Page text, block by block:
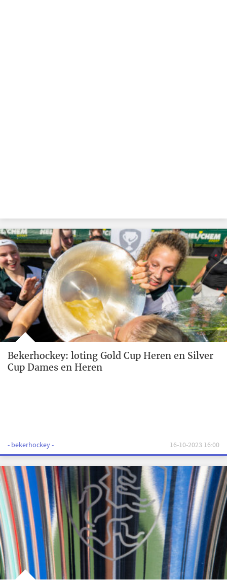
Bekerhockey: loting Gold Cup Heren en Silver
Cup Dames en Heren
- bekerhockey - 16-10-2023 16:00